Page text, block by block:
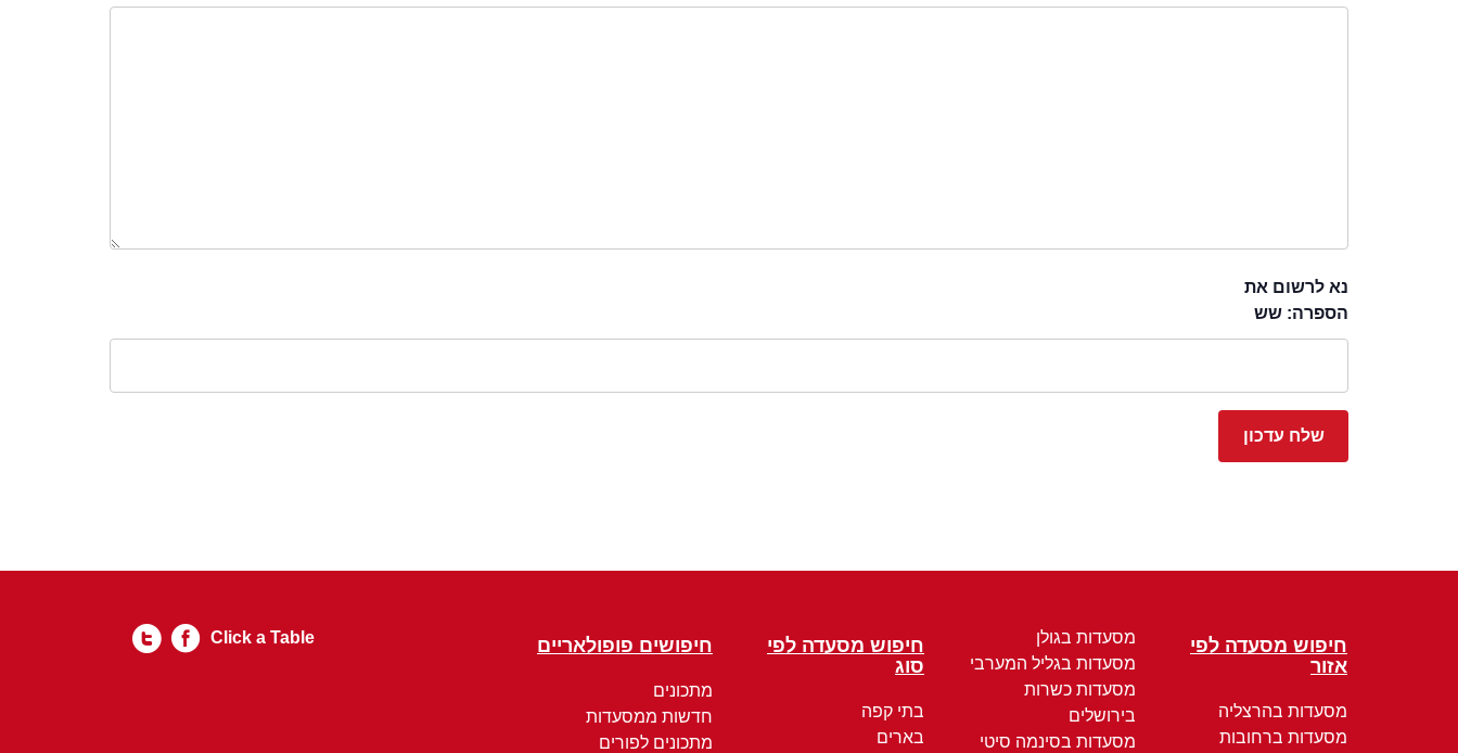
נא לרשום את
הספרה: שש
חיפוש מסעדה לפי
אזור
מסעדות בהרצליה
מסעדות ברחובות
מסעדות בגולן
מסעדות בגליל המערבי
מסעדות כשרות
בירושלים
מסעדות בסינמה סיטי
חיפוש מסעדה לפי
סוג
בתי קפה
בארים
חיפושים פופולאריים
מתכונים
חדשות ממסעדות
מתכונים לפורים
Click a Table